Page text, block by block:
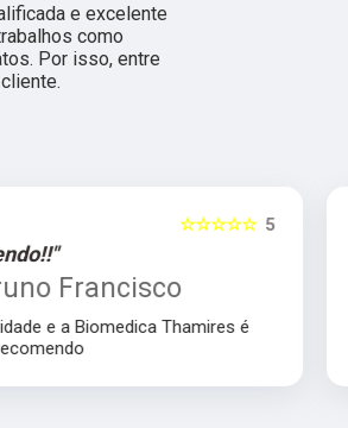
e excelente
como
Por isso, entre
5
☆☆☆☆☆
Francisco
e a Biomedica Thamires é